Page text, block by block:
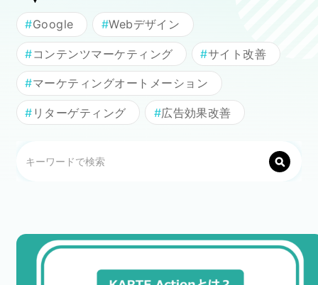
Google Cloud／BI
実績・事例
セミナー
株式会社メディックス
プライバシーポリシー
Google Webデザイン
コンテンツマーケティング サイト改善
マーケティングオートメーション
リターゲティング 広告効果改善